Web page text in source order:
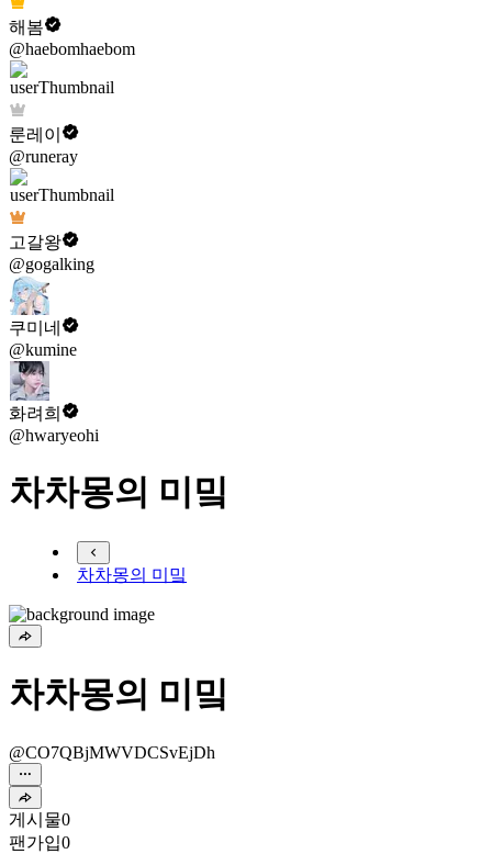
해봄
@haebomhaebom
룬레이
@runeray
고갈왕
@gogalking
쿠미네
@kumine
화려희
@hwaryeohi
차차몽의 미밐
차차몽의 미밐
차차몽의 미밐
@CO7QBjMWVDCSvEjDh
게시물0
팬가입0